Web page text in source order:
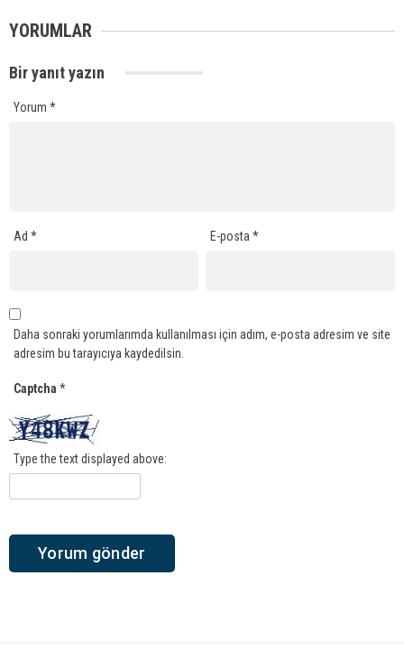
YORUMLAR
Bir yanıt yazın
Yorum *
Ad * E-posta*
Daha sonraki yorumlarımda kullanılması için adım, e-posta adresim ve site
adresim bu tarayıcıya kaydedilsin.
Captcha *
Type the text displayed above: